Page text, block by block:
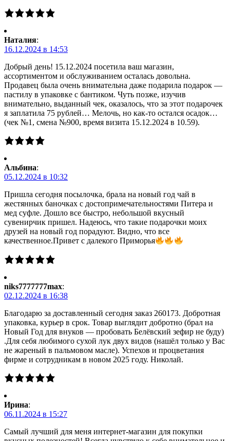
Наталия:
16.12.2024 в 14:53
Добрый день! 15.12.2024 посетила ваш магазин,
ассортиментом и обслуживанием осталась довольна.
Продавец была очень внимательна даже подарила подарок —
пастилу в упаковке с бантиком. Чуть позже, изучив
внимательно, выданный чек, оказалось, что за этот подарочек
я заплатила 75 рублей… Мелочь, но как-то остался осадок…
(чек №1, смена №900, время визита 15.12.2024 в 10.59).
Альбина:
05.12.2024 в 10:32
Пришла сегодня посылочка, брала на новый год чай в
жестянных баночках с достопримечательностями Питера и
мед суфле. Дошло все быстро, небольшой вкусный
сувенирчик пришел. Надеюсь, что такие подарочки моих
друзей на новый год порадуют. Видно, что все
качественное.Привет с далекого Приморья
niks7777777max:
02.12.2024 в 16:38
Благодарю за доставленный сегодня заказ 260173. Добротная
упаковка, курьер в срок. Товар выглядит добротно (брал на
Новый Год для внуков — пробовать Белёвский зефир не буду)
.Для себя любимого сухой лук двух видов (нашёл только у Вас
не жареный в пальмовом масле). Успехов и процветания
фирме и сотрудникам в новом 2025 году. Николай.
Ирина:
06.11.2024 в 15:27
Самый лучший для меня интернет-магазин для покупки